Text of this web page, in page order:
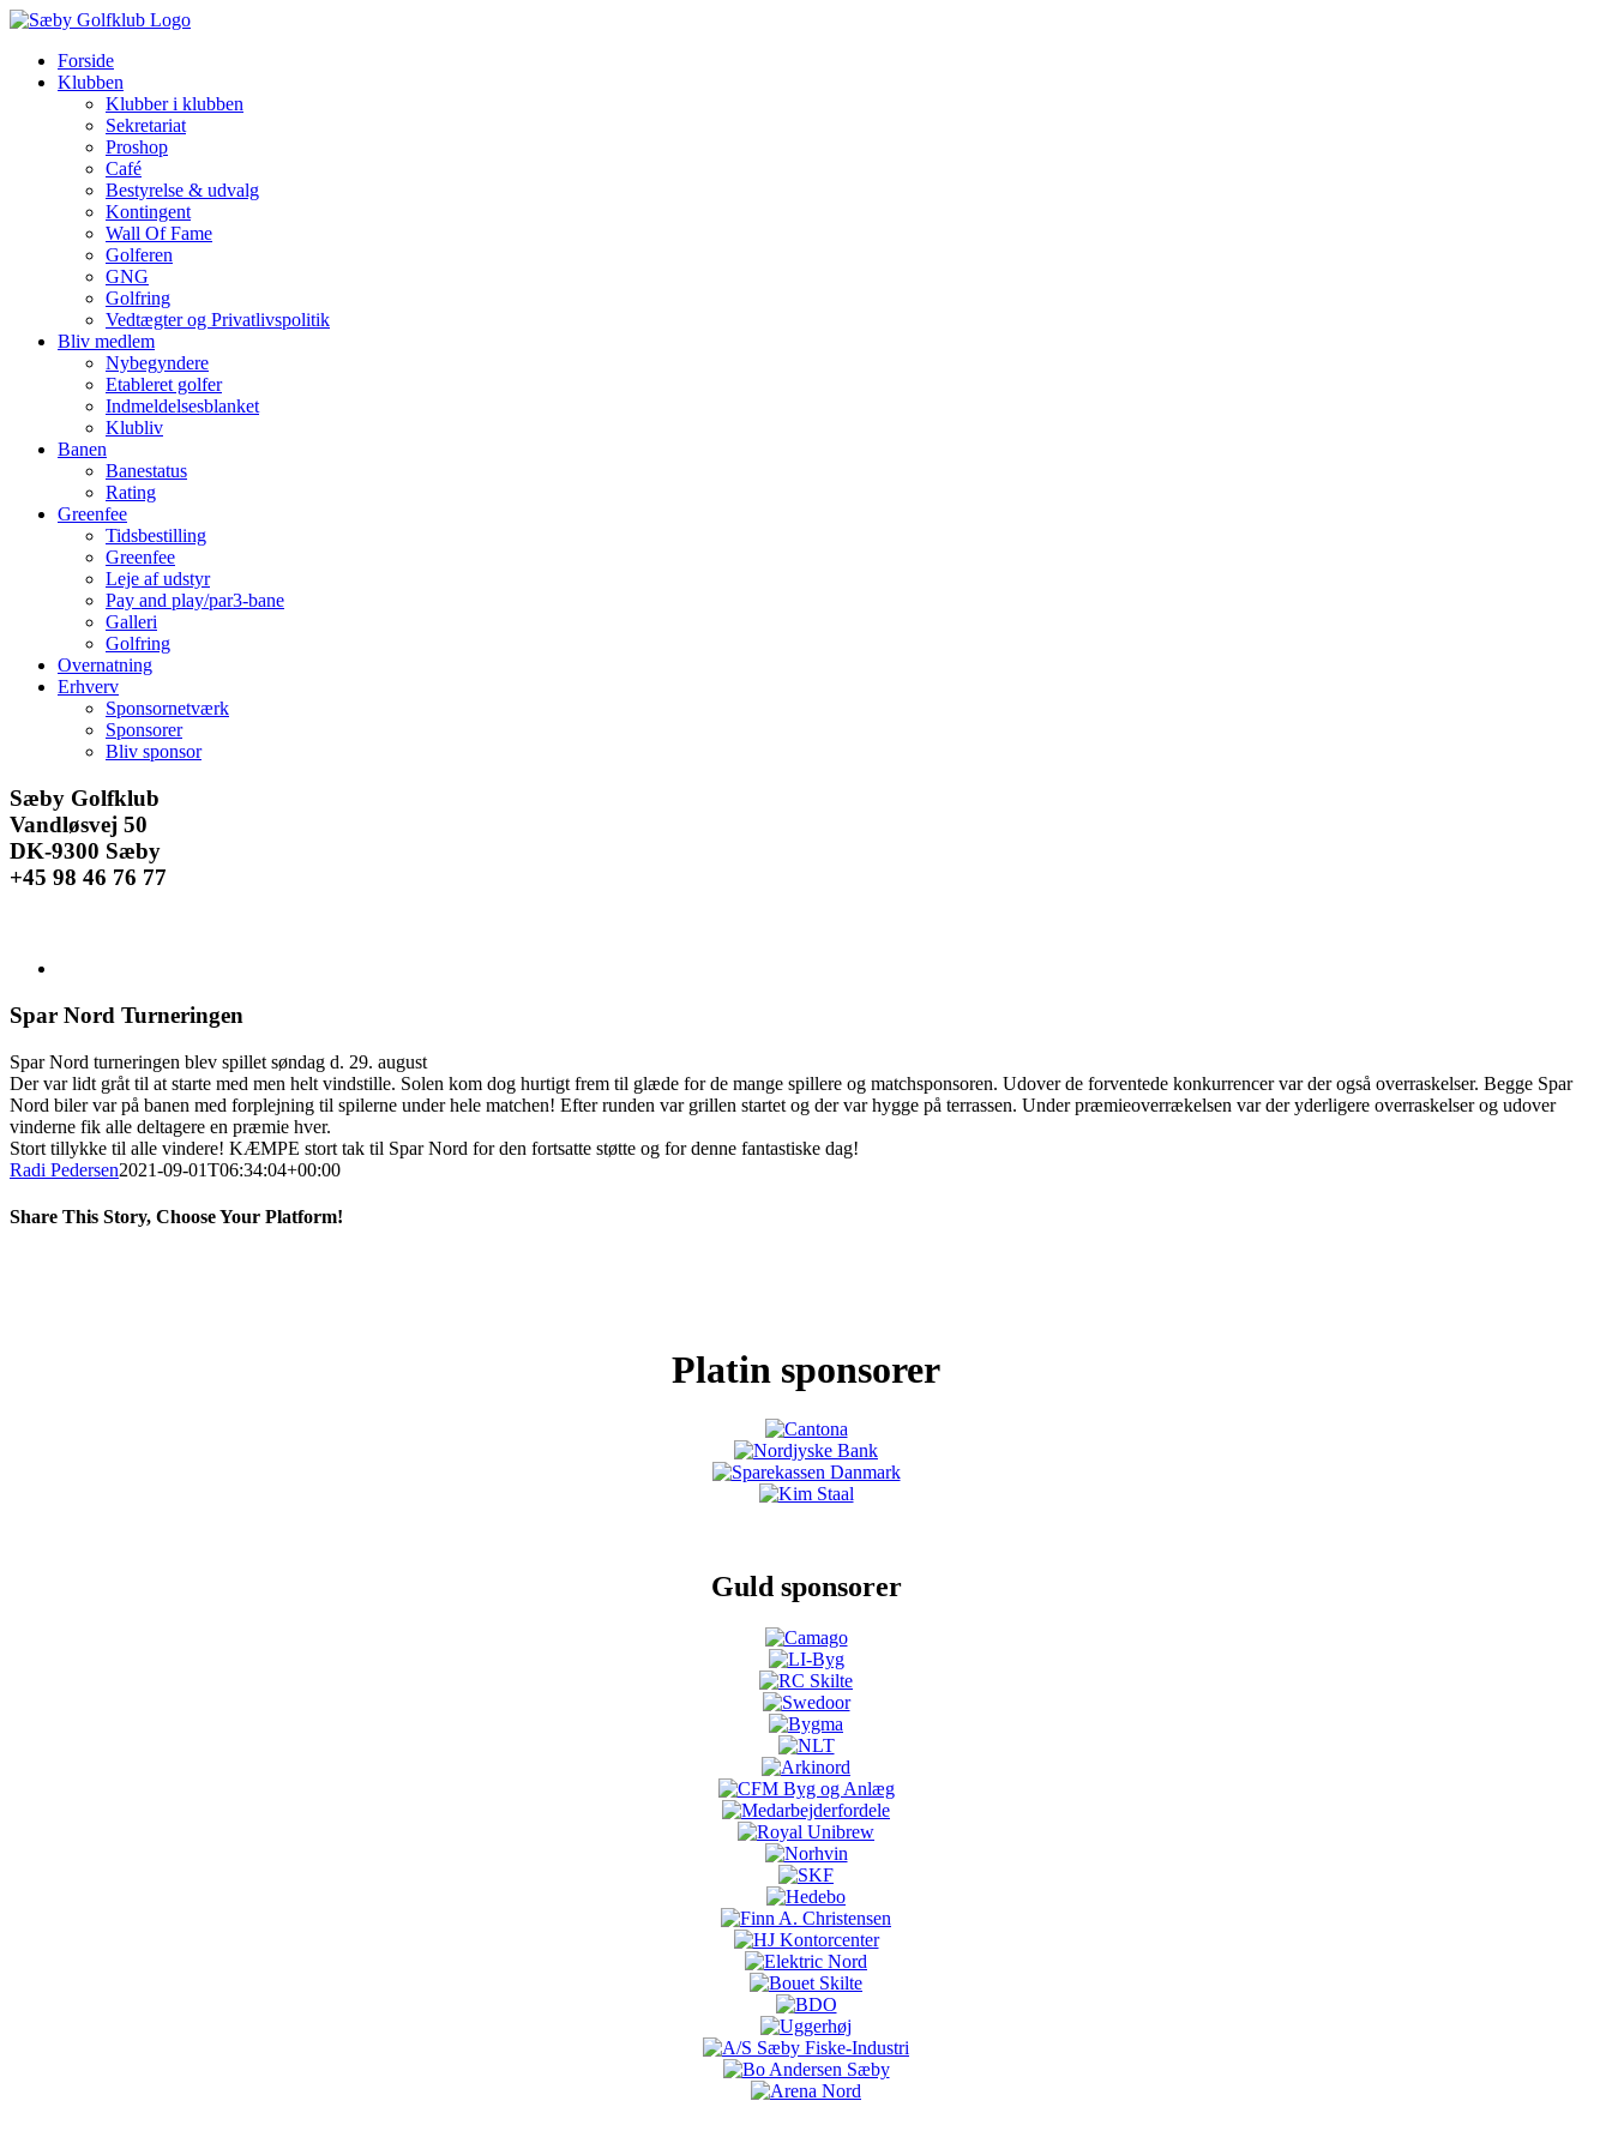
Skip
contentForside
Klubben
Klubber i klubben
Sekretariat
Proshop
Café
Bestyrelse & udvalg
Kontingent
Wall Of Fame
Golferen
GNG
Golfring
Vedtægter og Privatlivspolitik
Bliv medlem
Nybegyndere
Etableret golfer
Indmeldelsesblanket
Klubliv
Banen
Banestatus
Rating
Greenfee
Tidsbestilling
Greenfee
Leje af udstyr
Pay and play/par3-bane
Galleri
Golfring
Overnatning
Erhverv
Sponsornetværk
Sponsorer
Bliv sponsor
Facebook
Instagram
E-
mail
Sæby Golfklub
Vandløsvej 50
DK-9300 Sæby
+45 98 46 76 77
billede
Spar Nord Turneringen
Spar Nord turneringen blev spillet søndag d. 29. august
Der var lidt gråt til at starte med men helt vindstille. Solen kom dog hurtigt frem til glæde for de mange spillere og matchsponsoren. Udover de forventede konkurrencer var der også overraskelser. Begge Spar
Nord biler var på banen med forplejning til spilerne under hele matchen! Efter runden var grillen startet og der var hygge på terrassen. Under præmieoverrækelsen var der yderligere overraskelser og udover
vinderne fik alle deltagere en præmie hver.
Stort tillykke til alle vindere! KÆMPE stort tak til Spar Nord for den fortsatte støtte og for denne fantastiske dag!
Radi Pedersen2021-09-01T06:34:04+00:00
Share This Story, Choose Your Platform!
Platin sponsorer
Guld sponsorer